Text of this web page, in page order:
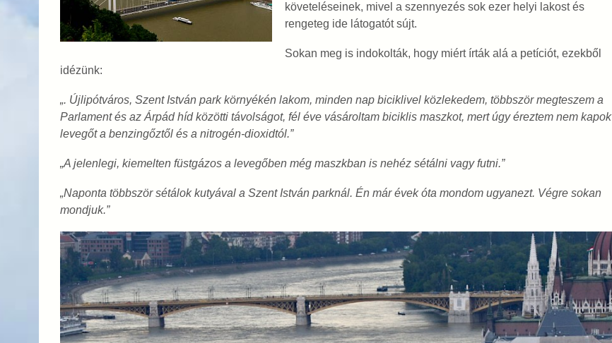
követeléseinek, mivel a szennyezés sok ezer helyi lakost és
rengeteg ide látogatót sújt.
Sokan meg is indokolták, hogy miért írták alá a petíciót, ezekből
idézünk:
„. Újlipótváros, Szent István park környékén lakom, minden nap biciklivel közlekedem, többször megteszem a
Parlament és az Árpád híd közötti távolságot, fél éve vásároltam biciklis maszkot, mert úgy éreztem nem kapok
levegőt a benzingőztől és a nitrogén-dioxidtól.”
„A jelenlegi, kiemelten füstgázos a levegőben még maszkban is nehéz sétálni vagy futni.”
„Naponta többször sétálok kutyával a Szent István parknál. Én már évek óta mondom ugyanezt. Végre sokan
mondjuk.”